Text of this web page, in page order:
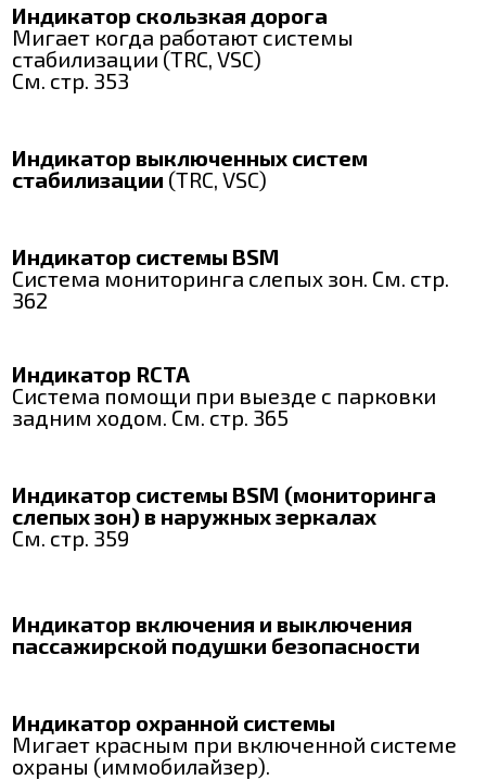
Индикатор скользкая дорога
Мигает когда работают системы
стабилизации (TRC, VSC)
См. стр. 353
Индикатор выключенных систем
стабилизации (TRC, VSC)
Индикатор системы BSM
Система мониторинга слепых зон. См. стр.
362
Индикатор RCTA
Система помощи при выезде с парковки
задним ходом. См. стр. 365
Индикатор системы BSM (мониторинга
слепых зон) в наружных зеркалах
См. стр. 359
Индикатор включения и выключения
пассажирской подушки безопасности
Индикатор охранной системы
Мигает красным при включенной системе
охраны (иммобилайзер).